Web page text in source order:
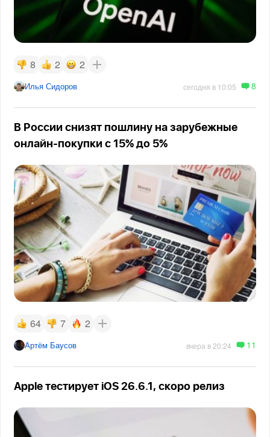
8 2 2
Илья Сидоров сегодня в 10:05 8
В России снизят пошлину на зарубежные
онлайн-покупки с 15% до 5%
64 7 2
Артём Баусов вчера в 20:24 11
Apple тестирует iOS 26.6.1, скоро релиз